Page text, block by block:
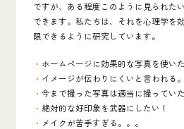
ですが、ある程度このように見られた
できます。私たちは、それを心理学を
限できるように研究しています。
・ ホームページに効果的な写真を使いた
・ イメージが伝わりにくいと言われる。
・ 今まで撮った写真は適当に撮っていた
・ 絶対的な好印象を武器にしたい！
・ メイクが苦手すぎる。。。